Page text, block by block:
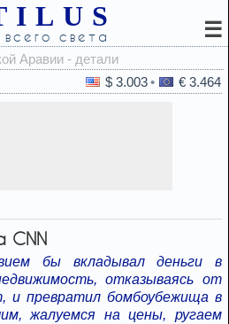
света ☰
$ 3.003 € 3.464
CNN
бы вкладывал деньги в
отказываясь от
и превратил бомбоубежища в
жалуемся на цены, ругаем